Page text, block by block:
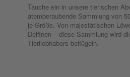
Tauche ein in unsere tierischen
atemberaubende Sammlung von
je Größe. Von majestätischen
Delfinen – diese Sammlung wird
Tierliebhabers beflügeln.